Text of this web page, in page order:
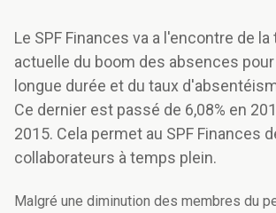
Le SPF Finances va a l'encontre de
actuelle du boom des absences
longue durée et du taux
Ce dernier est passé de 6,08% en
2015. Cela permet au SPF Finances
collaborateurs à temps plein.
Malgré une diminution des membres du